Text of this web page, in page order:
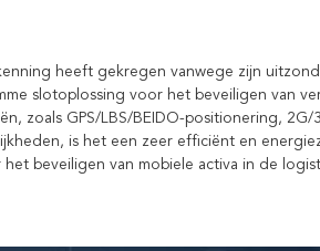
heeft gekregen vanwege zijn
slotoplossing voor het beveiligen van
zoals GPS/LBS/BEIDO-positionering, 2G/
is het een zeer efficiënt en
beveiligen van mobiele activa in de